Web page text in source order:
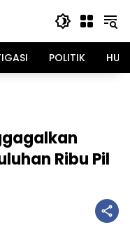
POLITIK
Ribu Pil